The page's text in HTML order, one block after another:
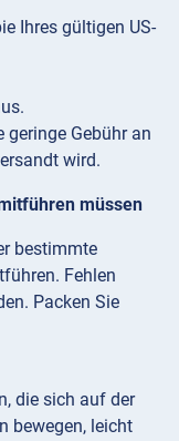
Ihres gültigen US-
geringe Gebühr an
wird.
müssen
bestimmte
Fehlen
Packen Sie
die sich auf der
bewegen, leicht